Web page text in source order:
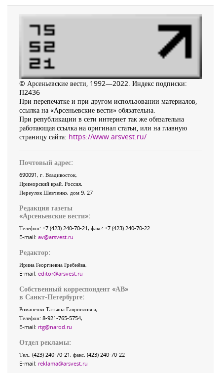
© Арсеньевские вести, 1992—2022. Индекс подписки:
П2436
При перепечатке и при другом использовании материалов,
ссылка на «Арсеньевские вести» обязательна.
При републикации в сети интернет так же обязательна
работающая ссылка на оригинал статьи, или на главную
страницу сайта: https://www.arsvest.ru/
Почтовый адрес:
690091, г. Владивосток,
Приморский край, Россия
Переулок Шевченко, дом 9, 27
Редакция газеты
«Арсеньевские вести»:
Телефон: +7 (423) 240-70-21, факс: +7 (423) 240-70-22
E-mail: av@arsvest.ru
Редактор:
Ирина Георгиевна Гребнёва,
E-mail: editor@arsvest.ru
Собственный корреспондент «АВ»
в Санкт-Петербурге:
Романенко Татьяна Гаврииловна,
Телефон: 8-921-765-5754,
E-mail: rtg@narod.ru
Отдел рекламы:
Тел.: (423) 240-70-21, факс: (423) 240-70-22
E-mail: reklama@arsvest.ru